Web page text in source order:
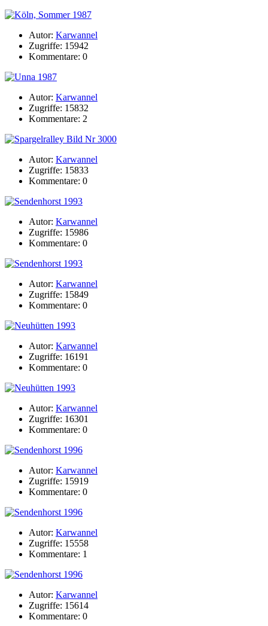
Autor: Karwannel
Zugriffe: 15942
Kommentare: 0
Autor: Karwannel
Zugriffe: 15832
Kommentare: 2
Autor: Karwannel
Zugriffe: 15833
Kommentare: 0
Autor: Karwannel
Zugriffe: 15986
Kommentare: 0
Autor: Karwannel
Zugriffe: 15849
Kommentare: 0
Autor: Karwannel
Zugriffe: 16191
Kommentare: 0
Autor: Karwannel
Zugriffe: 16301
Kommentare: 0
Autor: Karwannel
Zugriffe: 15919
Kommentare: 0
Autor: Karwannel
Zugriffe: 15558
Kommentare: 1
Autor: Karwannel
Zugriffe: 15614
Kommentare: 0